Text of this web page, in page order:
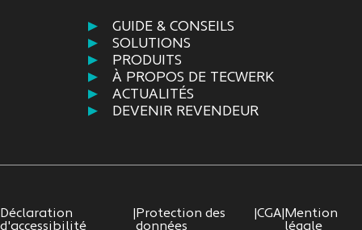
GUIDE & CONSEILS
SOLUTIONS
PRODUITS
À PROPOS DE TECWERK
ACTUALITÉS
DEVENIR REVENDEUR
Déclaration
d'accessibilité
Protection des
données
|CGA Mention
légale